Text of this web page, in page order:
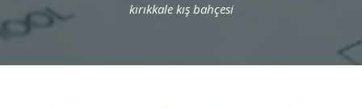
kırıkkale kış bahçesi